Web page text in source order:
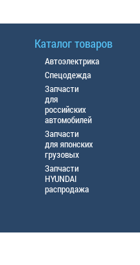
Каталог товаров
Автоэлектрика
Спецодежда
Запчасти
для
российских
автомобилей
Запчасти
для японских
грузовых
Запчасти
HYUNDAI
распродажа